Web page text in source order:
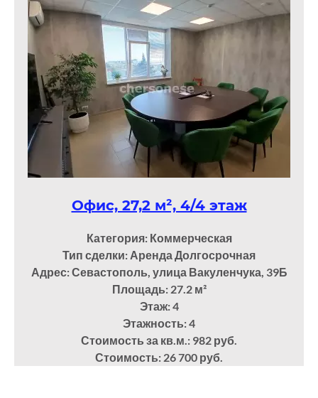
Офис, 27,2 м², 4/4 этаж
Категория: Коммерческая
Тип сделки: Аренда Долгосрочная
Адрес: Севастополь, улица Вакуленчука, 39Б
Площадь: 27.2м²
Этаж: 4
Этажность: 4
Стоимость за кв.м.: 982 руб.
Стоимость: 26 700 руб.